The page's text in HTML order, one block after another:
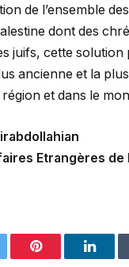
de l’ensemble
dont des
juifs, cette
ancienne et la
et dans le
Etrangères de
Pinterest